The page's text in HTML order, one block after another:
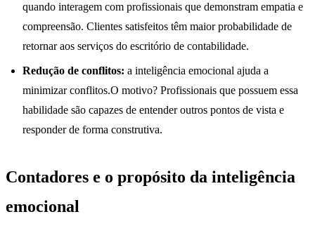
quando interagem com profissionais que demonstram empatia e
compreensão. Clientes satisfeitos têm maior probabilidade de
retornar aos serviços do escritório de contabilidade.
Redução de conflitos: a inteligência emocional ajuda a
minimizar conflitos.O motivo? Profissionais que possuem essa
habilidade são capazes de entender outros pontos de vista e
responder de forma construtiva.
Contadores e o propósito da inteligência
emocional